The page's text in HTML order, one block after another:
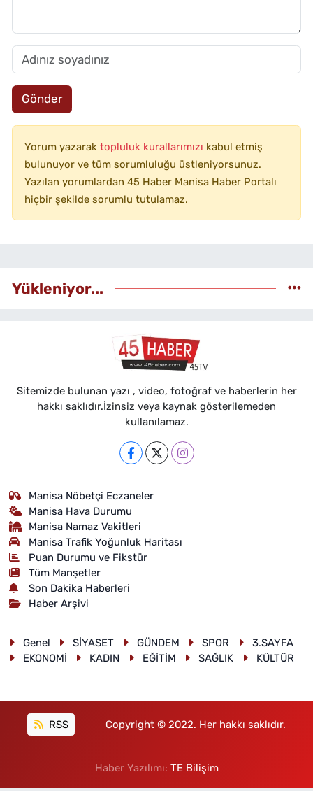
Gönder
Yorum yazarak topluluk kurallarımızı kabul etmiş
bulunuyor ve tüm sorumluluğu üstleniyorsunuz.
Yazılan yorumlardan 45 Haber Manisa Haber Portalı
hiçbir şekilde sorumlu tutulamaz.
Yükleniyor...
Sitemizde bulunan yazı , video, fotoğraf ve haberlerin her
hakkı saklıdır.İzinsiz veya kaynak gösterilemeden
kullanılamaz.
Manisa Nöbetçi Eczaneler
Manisa Hava Durumu
Manisa Namaz Vakitleri
Manisa Trafik Yoğunluk Haritası
Puan Durumu ve Fikstür
Tüm Manşetler
Son Dakika Haberleri
Haber Arşivi
Genel SİYASET GÜNDEM SPOR
3.SAYFA
EKONOMİ
KADIN EĞİTİM SAĞLIK KÜLTÜR
RSS Copyright © 2022. Her hakkı saklıdır.
Haber Yazılımı: TE Bilişim